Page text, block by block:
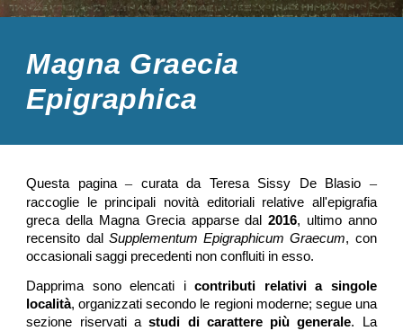
Magna Graecia
Epigraphica
Questa pagina– curata da Teresa Sissy De Blasio –
raccoglie le principali novità editoriali relative all'epigrafia
greca della Magna Grecia apparsedal2016, ultimo anno
recensito dal Supplementum Epigraphicum Graecum, con
occasionali saggi precedenti non confluiti in esso.
Dapprima sono elencati icontributi relativi a singole
località, organizzati secondo le regioni moderne; segue una
sezione riservati astudi di carattere più generale. La